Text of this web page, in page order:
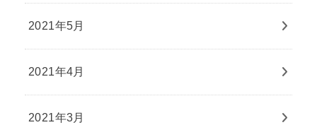
2021年5月
2021年4月
2021年3月